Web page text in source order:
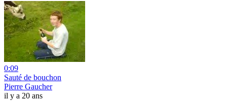
0:09
Sauté de bouchon
Pierre Gaucher
il y a 20 ans